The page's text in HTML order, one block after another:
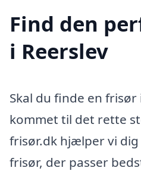
Find den
i Reerslev
Skal du finde en frisør
kommet til det rette
frisør.dk hjælper vi
frisør, der passer